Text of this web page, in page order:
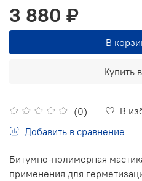
(0)
В
Добавить в сравнение
3 880 ₽
В
Купить
Битумно-полимерная
применения для